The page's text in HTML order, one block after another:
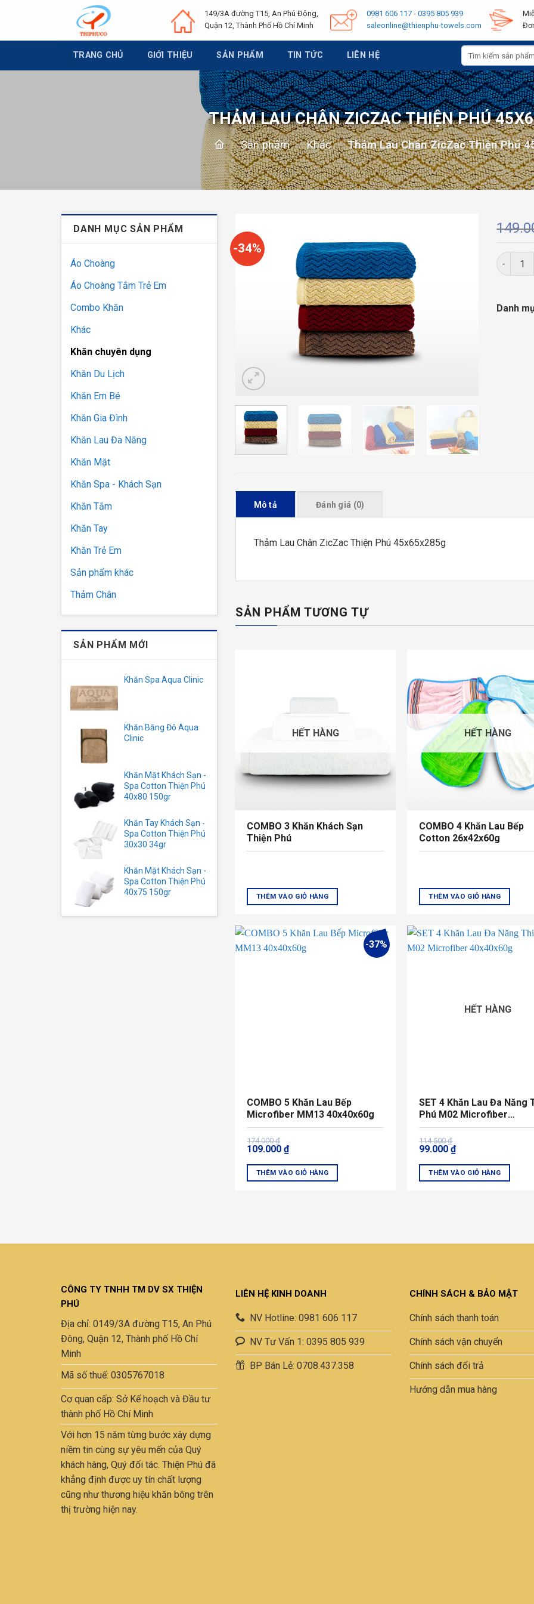
149/3A đường T15, An Phú Đông,
Quận 12, Thành Phố Hồ Chí Minh
0981 606 117- 0395 805 939
saleonline@thienphu-towels.com
TRANG CHỦ GIỚI THIỆU SẢN PHẨM TIN TỨC LIÊN HỆ
Tìm
kiếm:
THẢM LAU CHÂN ZICZAC THIỆN PHÚ
- Sản phẩm - Khác - Thảm Lau Chân ZicZac Thiện Phú
DANH MỤC SẢN PHẨM
Áo Choàng
Áo Choàng Tắm Trẻ Em
Combo Khăn
Khác
Khăn chuyên dụng
Khăn Du Lịch
Khăn Em Bé
Khăn Gia Đình
Khăn Lau Đa Năng
Khăn Mặt
Khăn Spa - Khách Sạn
Khăn Tắm
Khăn Tay
Khăn Trẻ Em
Sản phẩm khác
Thảm Chân
SẢN PHẨM MỚI
Khăn Spa Aqua Clinic
Khăn Băng Đô Aqua
Clinic
Khăn Mặt Khách Sạn -
Spa Cotton Thiện Phú
40x80 150gr
Khăn Tay Khách Sạn -
Spa Cotton Thiện Phú
30x30 34gr
Khăn Mặt Khách Sạn -
Spa Cotton Thiện Phú
40x75 150gr
-34%
Thảm
Danh
Mô tả Đánh giá (0)
Thảm Lau Chân ZicZac Thiện Phú 45x65x285g
SẢN PHẨM TƯƠNG TỰ
HẾT HÀNG
COMBO 3 Khăn Khách Sạn
Thiện Phú
THÊM VÀO GIỎ HÀNG
HẾT HÀNG
COMBO 4 Khăn Lau Bếp
Cotton 26x42x60g
THÊM VÀO GIỎ HÀNG
-37%
COMBO 5 Khăn Lau Bếp
Microfiber MM13 40x40x60g
174.000₫
Giá
gốc
174.000 ₫.
109.000₫
Giá
hiện
là:
109.000 ₫.
THÊM VÀO GIỎ HÀNG
nhiều
tùy
thể
được
chọn
HẾT HÀNG
SET 4 Khăn Lau Đa Năng
Phú M02 Microfiber
40x40x60g
114.500₫
Giá
gốc
114.500 ₫.
99.000₫
Giá
hiện
là:
99.000 ₫.
THÊM VÀO GIỎ HÀNG
CÔNG TY TNHH TM DV SX THIỆN
PHÚ
Địa chỉ: 0149/3A đường T15, An Phú
Đông, Quận 12, Thành phố Hồ Chí
Minh
Mã số thuế: 0305767018
Cơ quan cấp: Sở Kế hoạch và Đầu tư
thành phố Hồ Chí Minh
Với hơn 15 năm từng bước xây dựng
niềm tin cùng sự yêu mến của Quý
khách hàng, Quý đối tác. Thiện Phú đã
khẳng định được uy tín chất lượng
cũng như thương hiệu khăn bông trên
thị trường hiện nay.
LIÊN HỆ KINH DOANH
NV Hotline: 0981 606 117
NV Tư Vấn 1: 0395 805 939
BP Bán Lẻ: 0708.437.358
CHÍNH SÁCH & BẢO MẬT
Chính sách thanh toán
Chính sách vận chuyển
Chính sách đổi trả
Hướng dẫn mua hàng